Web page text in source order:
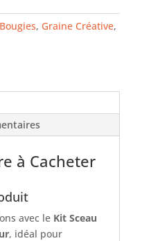
Bougies, Graine Créative,
à Cacheter
avec le Kit Sceau
, idéal pour